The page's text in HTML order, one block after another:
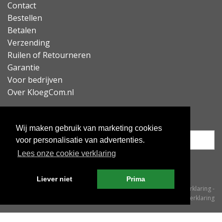
Wij maken gebruik van marketing cookies
voor personalisatie van advertenties.
Lees onze cookie verklaring
Liever niet Prima
De koptelefoon bevat namelijk óók een microfoon voor
handsfree bellen en ondersteunt spraakassistenten.
IPX4 waterbestendig
De koptelefoon is IPX4 waterbestendig, waardoor deze
bestand is tegen spatwater en zweet. Hierdoor is de
koptelefoon ook tijdens het sporten te gebruiken.
Lees minder
Contact
Bestellen
Betalen
Verzending
Ruilen of Retourneren
Garantie
Voor bedrijven
Over KloegCom.nl
Algemene voorwaarden-Cookieverklaring-
Privacyverklaring